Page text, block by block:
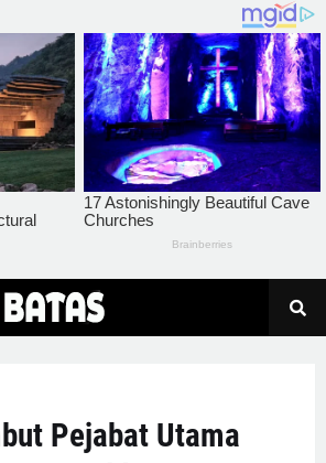
Pejabat Utama